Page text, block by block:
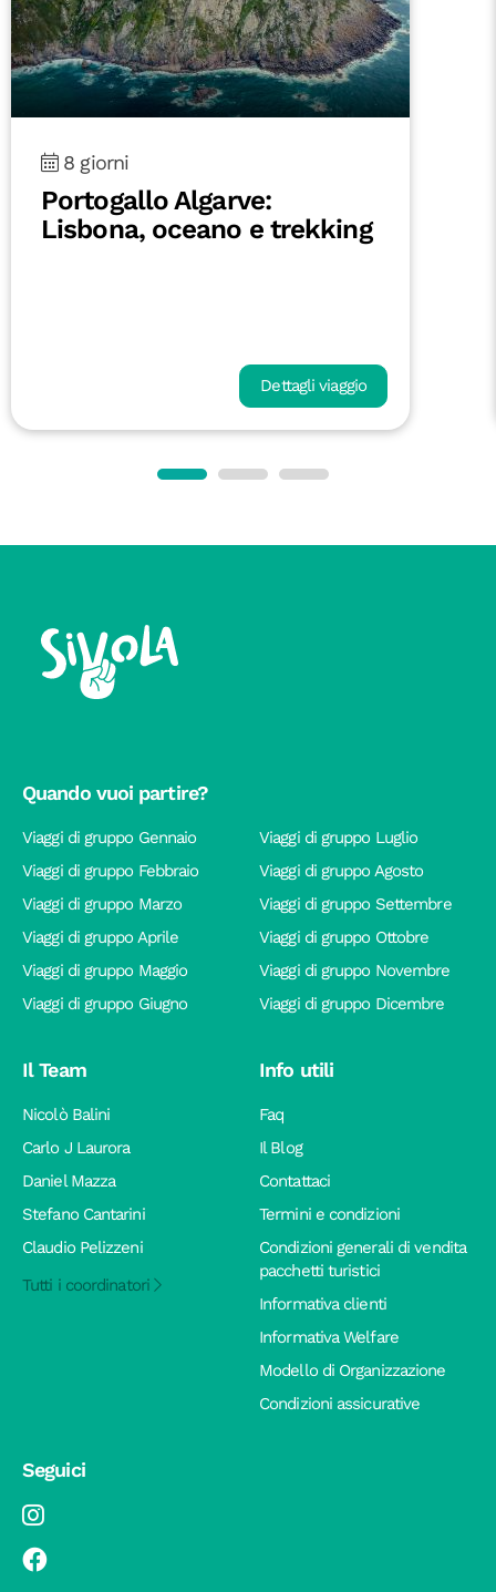
8 giorni
Portogallo Algarve:
Lisbona, oceano e trekking
Dettagli viaggio
Quando vuoi partire?
Viaggi di gruppo Gennaio
Viaggi di gruppo Febbraio
Viaggi di gruppo Marzo
Viaggi di gruppo Aprile
Viaggi di gruppo Maggio
Viaggi di gruppo Giugno
Viaggi di gruppo Luglio
Viaggi di gruppo Agosto
Viaggi di gruppo Settembre
Viaggi di gruppo Ottobre
Viaggi di gruppo Novembre
Viaggi di gruppo Dicembre
Il Team
Nicolò Balini
Carlo J Laurora
Daniel Mazza
Stefano Cantarini
Claudio Pelizzeni
Tutti i coordinatori
Info utili
Faq
Il Blog
Contattaci
Termini e condizioni
Condizioni generali di vendita
pacchetti turistici
Informativa clienti
Informativa Welfare
Modello di Organizzazione
Condizioni assicurative
Seguici